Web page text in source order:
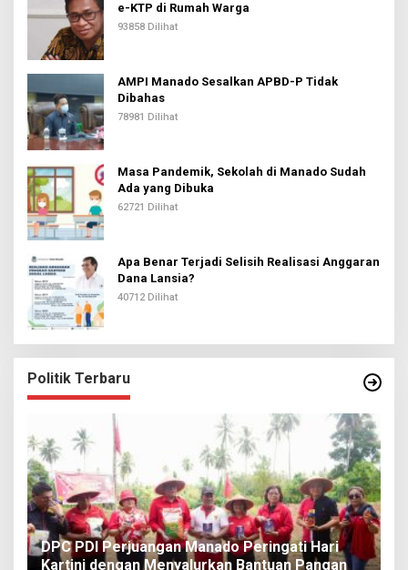
e-KTP di Rumah Warga
93858 Dilihat
AMPI Manado Sesalkan APBD-P Tidak
Dibahas
78981 Dilihat
Masa Pandemik, Sekolah di Manado Sudah
Ada yang Dibuka
62721 Dilihat
Apa Benar Terjadi Selisih Realisasi Anggaran
Dana Lansia?
40712 Dilihat
Politik Terbaru
DPC PDI Perjuangan Manado Peringati Hari
Kartini dengan Menyalurkan Bantuan Pangan